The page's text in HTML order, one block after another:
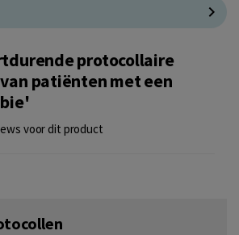
protocollaire
patiënten met een
voor dit product